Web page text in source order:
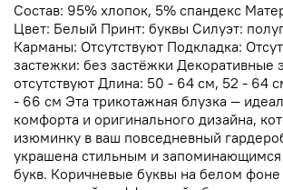
Состав: 95% хлопок, 5% спандекс
Цвет: Белый Принт: буквы Силуэт:
Карманы: Отсутствуют Подкладка:
застежки: без застёжки Декоративные
отсутствуют Длина: 50 - 64 см, 52 - 64
- 66 см Эта трикотажная блузка —
комфорта и оригинального дизайна,
изюминку в ваш повседневный
украшена стильным и
букв. Коричневые буквы на белом